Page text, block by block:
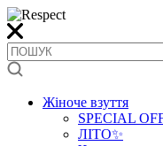
Жіноче взуття
SPECIAL
ЛІТО✨